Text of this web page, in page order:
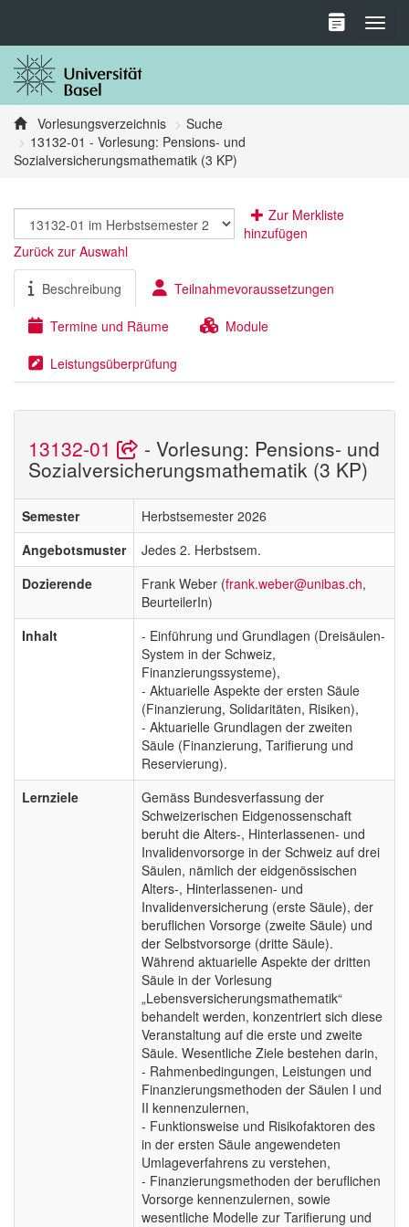
Vorlesungsverzeichnis
Suche
13132-01 - Vorlesung: Pensions- und
Sozialversicherungsmathematik (3 KP)
Zur Merkliste
hinzufügen
Zurück zur Auswahl
Beschreibung Teilnahmevoraussetzungen
Termine und Räume Module
Leistungsüberprüfung
13132-01 - Vorlesung: Pensions- und
Sozialversicherungsmathematik (3 KP)
Semester
Herbstsemester 2026
Angebotsmuster
Jedes 2. Herbstsem.
Dozierende
Frank Weber (frank.weber@unibas.ch,
BeurteilerIn)
Inhalt
- Einführung und Grundlagen (Dreisäulen-
System in der Schweiz,
Finanzierungssysteme),
- Aktuarielle Aspekte der ersten Säule
(Finanzierung, Solidaritäten, Risiken),
- Aktuarielle Grundlagen der zweiten
Säule (Finanzierung, Tarifierung und
Reservierung).
Lernziele
Gemäss Bundesverfassung der
Schweizerischen Eidgenossenschaft
beruht die Alters-, Hinterlassenen- und
Invalidenvorsorge in der Schweiz auf drei
Säulen, nämlich der eidgenössischen
Alters-, Hinterlassenen- und
Invalidenversicherung (erste Säule), der
beruflichen Vorsorge (zweite Säule) und
der Selbstvorsorge (dritte Säule).
Während aktuarielle Aspekte der dritten
Säule in der Vorlesung
„Lebensversicherungsmathematik“
behandelt werden, konzentriert sich diese
Veranstaltung auf die erste und zweite
Säule. Wesentliche Ziele bestehen darin,
- Rahmenbedingungen, Leistungen und
Finanzierungsmethoden der Säulen I und
II kennenzulernen,
- Funktionsweise und Risikofaktoren des
in der ersten Säule angewendeten
Umlageverfahrens zu verstehen,
- Finanzierungsmethoden der beruflichen
Vorsorge kennenzulernen, sowie
wesentliche Modelle zur Tarifierung und